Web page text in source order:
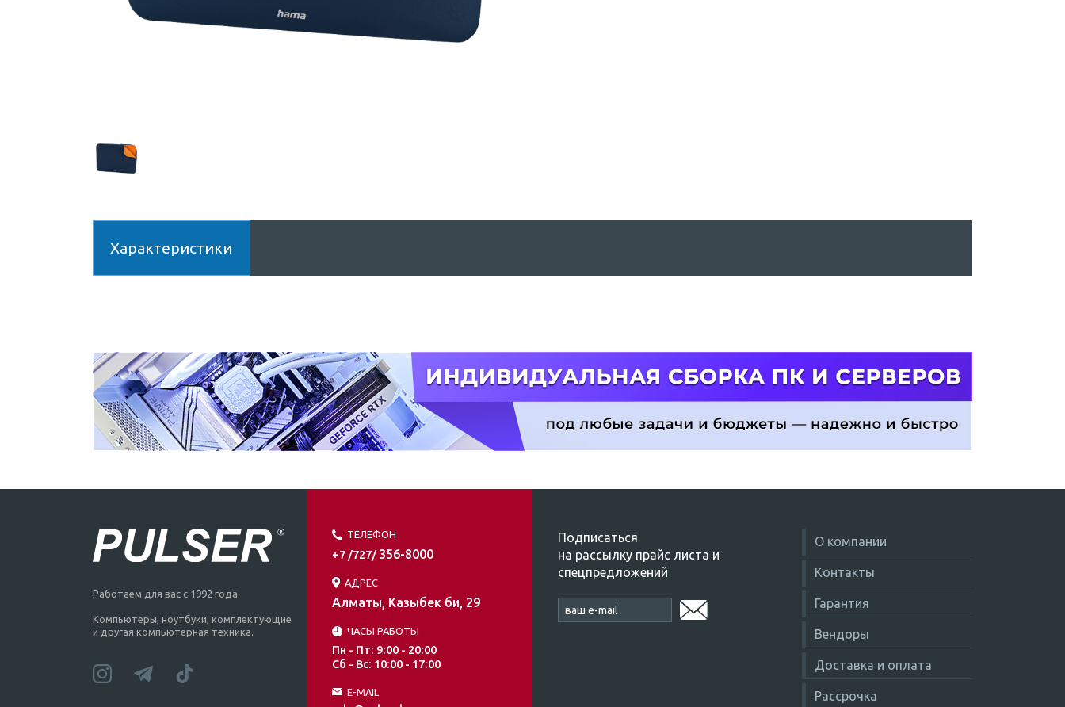
Характеристики
Работаем для вас с 1992 года.
Компьютеры, ноутбуки, комплектующие
и другая компьютерная техника.
ТЕЛЕФОН
+7 /727/ 356-8000
АДРЕС
Алматы, Казыбек би, 29
ЧАСЫ РАБОТЫ
Пн - Пт: 9:00 - 20:00
Сб - Вс: 10:00 - 17:00
E-MAIL
Подписаться
на рассылку прайс листа и
спецпредложений
О компании
Контакты
Гарантия
Вендоры
Доставка и оплата
Рассрочка